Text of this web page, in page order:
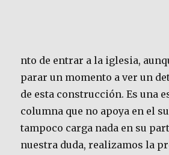
nto de entrar a la iglesia,
parar un momento a ver un
de esta construcción. Es una
columna que no apoya en el
tampoco carga nada en su
nuestra duda, realizamos la